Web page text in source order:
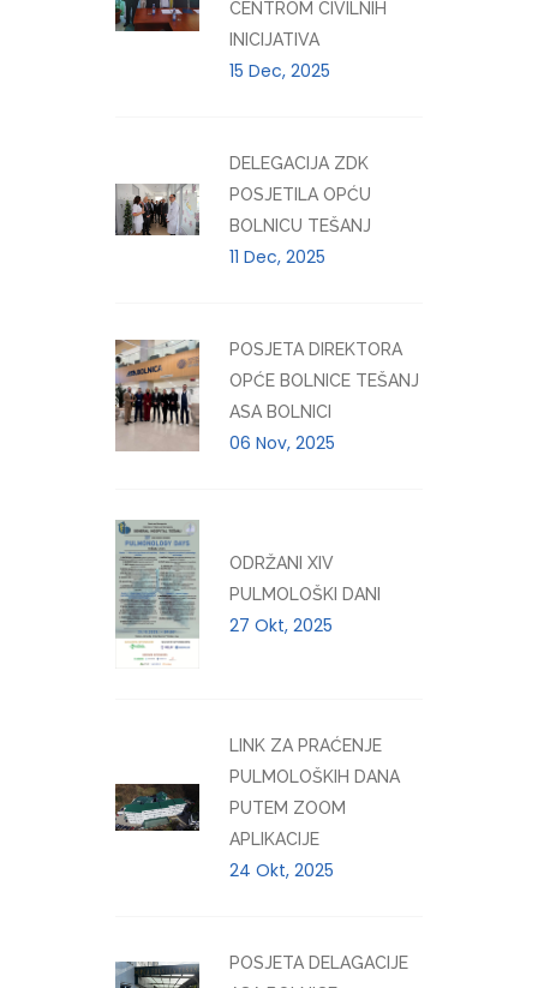
CENTROM CIVILNIH
INICIJATIVA
15 Dec, 2025
DELEGACIJA ZDK
POSJETILA OPĆU
BOLNICU TEŠANJ
11 Dec, 2025
POSJETA DIREKTORA
OPĆE BOLNICE TEŠANJ
ASA BOLNICI
06 Nov, 2025
ODRŽANI XIV
PULMOLOŠKI DANI
27 Okt, 2025
LINK ZA PRAĆENJE
PULMOLOŠKIH DANA
PUTEM ZOOM
APLIKACIJE
24 Okt, 2025
POSJETA DELAGACIJE